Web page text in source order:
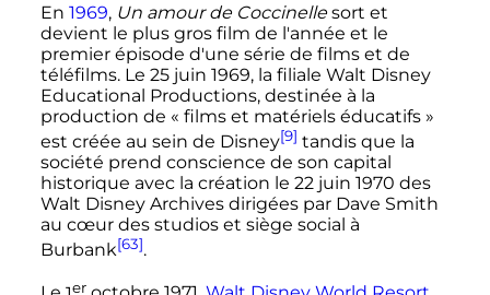
En 1969, Un amour de Coccinellesort et
devient le plus gros film de l'année et le
premier épisode d'une série de films et de
téléfilms. Le 25 juin 1969, la filiale Walt Disney
Educational Productions, destinée à la
production de « films et matériels éducatifs »
est créée au sein de Disney[9] tandis que la
société prend conscience de son capital
historique avec la création le 22 juin 1970 des
Walt Disney Archives dirigées par Dave Smith
au cœur des studios et siège social à
Burbank[63].
er